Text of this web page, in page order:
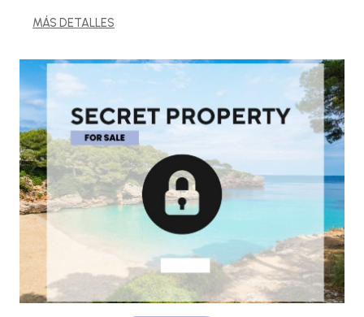
MÁS DETALLES